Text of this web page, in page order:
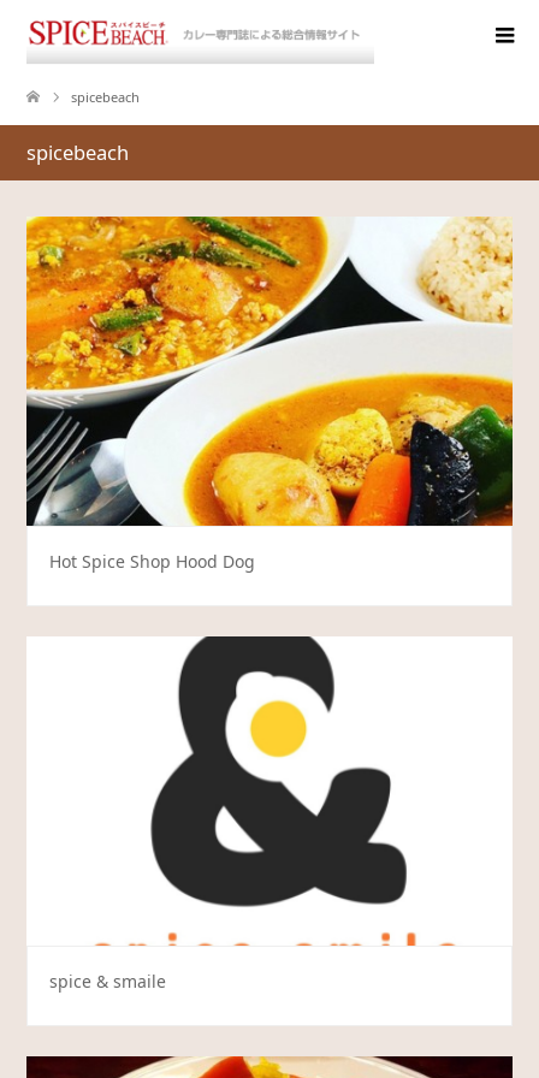
spicebeach
spicebeach
Hot Spice Shop Hood Dog
spice & smaile